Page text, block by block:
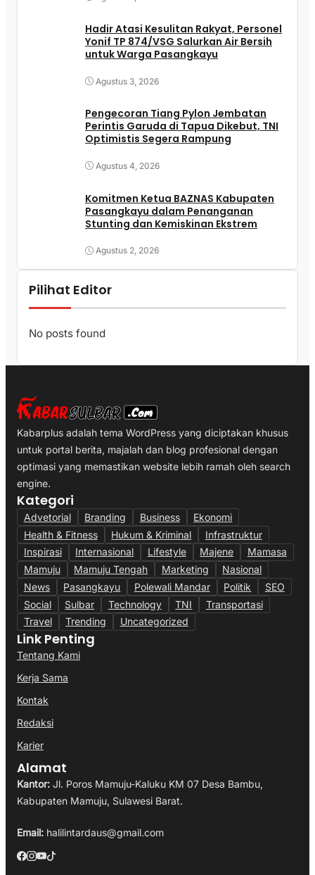
Hadir Atasi Kesulitan Rakyat, Personel
Yonif TP 874/VSG Salurkan Air Bersih
untuk Warga Pasangkayu
Agustus 3, 2026
Pengecoran Tiang Pylon Jembatan
Perintis Garuda di Tapua Dikebut, TNI
Optimistis Segera Rampung
Agustus 4, 2026
Komitmen Ketua BAZNAS Kabupaten
Pasangkayu dalam Penanganan
Stunting dan Kemiskinan Ekstrem
Agustus 2, 2026
Pilihat Editor
No posts found
Kabarplus adalah tema WordPress yang diciptakan khusus
untuk portal berita, majalah dan blog profesional dengan
optimasi yang memastikan website lebih ramah oleh search
engine.
Kategori
Advetorial Branding Business
Ekonomi
Health & Fitness
Hukum & Kriminal
Infrastruktur
Inspirasi
Internasional Lifestyle Majene
Mamasa
Mamuju
Mamuju Tengah Marketing
Nasional
News
Pasangkayu Polewali Mandar Politik
SEO
Social
Sulbar Technology TNI
Transportasi
Travel
Trending Uncategorized
Link Penting
Tentang Kami
Kerja Sama
Kontak
Redaksi
Karier
Alamat
Kantor: Jl. Poros Mamuju-Kaluku KM 07 Desa Bambu,
Kabupaten Mamuju, Sulawesi Barat.
Email: halilintardaus@gmail.com